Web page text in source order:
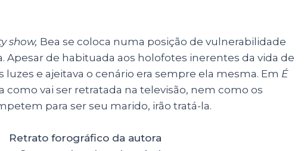
show, Bea se coloca numa posição de vulnerabilidade
Apesar de habituada aos holofotes inerentes da vida de
e ajeitava o cenário era sempre ela mesma. Em É
como vai ser retratada na televisão, nem como os
para ser seu marido, irão tratá-la.